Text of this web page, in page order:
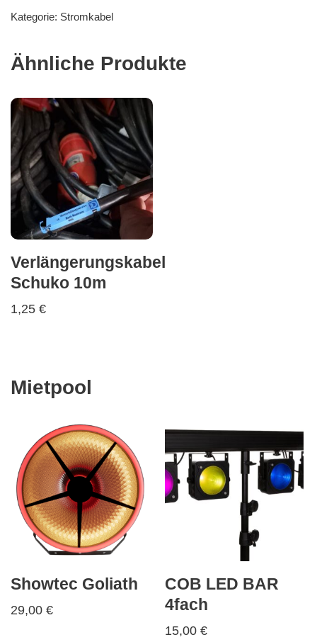
Kategorie: Stromkabel
Ähnliche Produkte
Verlängerungskabel
Schuko 10m
1,25 €
Mietpool
Showtec Goliath
29,00 €
COB LED BAR
4fach
15,00 €